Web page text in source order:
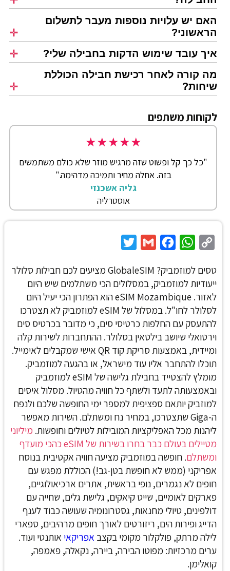
Copy
WhatsApp
Facebook
Gmail
טסים למוזמביק? GlobaleSIM מציעים לכם חבילות סלולר
ייעודיות למוזמביק, במסלולים הכי משתלמים שיש היום
לאזור. eSIM Mozambique
הוא הפתרון הכי יעיל היום
לסלולר לחו"ל. במסלול של eSIM למוזמביק לא תצטרכו
להתעסק עם החלפות כרטיסי סים, כי מדובר בכרטיס סים
וירטואלי שיושב בילטאין בסלולר. ההתחברות לשירות קלה
ומיידית, באמצעות סריקת קוד QR אישי שמקבלים לאימייל.
תוכלו להתחבר אליו עוד מישראל, או בהגעה למוזמביק.
מומלץ להצטייד בחבילת גלישה של eSIM למוזמביק
ובאמצעותה לתעד ולשתף כל חוויה מהטיול. מסלול איסים
למוזביק יותאם ספציפית למספר ימי החופשה שלכם ולנפח
ה-Giga שתצטרכו, במחיר נח ומשתלם. השירות מאפשר
ליהנות מכל האפליקציות המובילות לטיולים וחופשות. מיליוני
מטיילים בעולם כבר בחרו בשירות של eSIM כהכי מועדף
ומשתלם.חופשה במוזמביק מציעה חוויה אקטיבית בנוסח
אפריקני (ממש לא חופשת בטן-גב!) הכוללת מפגש עם
חופים לא נגמרים, נופי בראשית, אתרים ארכיאולוגיים,
פארקים לאומיים, שייט קיאקים, גלישת גלים, שחייה עם
דולפינים, טיולי מחנאות, גסטרונומיה שעושה כבוד לענף
הדייג ופירות הים, ריזורטים לאורך חופים מרהיבים, ספארי
לילה מרתק, פולקלור מקומי בקצב אפריקאי אותנטי ועוד.
ערים מרכזיות: מפוטו הבירה, ביירה, נקאלה, פאמפה,
קואלימן.
האם יש עלויות נוספות מעבר לתשלום
הראשוני?
איך עובד שימוש הדקות בחבילה שלי?
מה קורה לאחר רכישת חבילה הכוללת
שיחות?
לקוחות משתפים
★
★
★
★
★
"כל כך קל ופשוט שזה מרגיש מוזר שלא כולם משתמשים
בזה. אחלה מחיר ותמיכה מדהימה."
גליה אשכנזי
אוסטרליה